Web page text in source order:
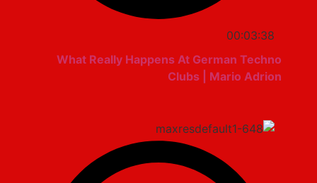
00:03:38
What Really Happens At German Techno
Clubs | Mario Adrion